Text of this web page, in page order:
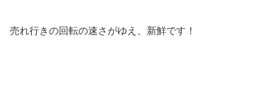
売れ行きの回転の速さがゆえ、新鮮です！